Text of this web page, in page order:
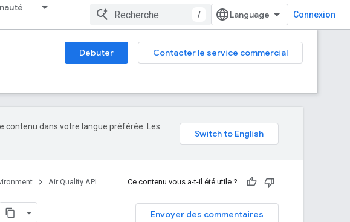
/ Connexion
Débuter
Contacter le service commercial
contenu dans votre langue préférée. Les
Air Quality API Ce contenu vous a-t-il été utile ?
Envoyer des commentaires